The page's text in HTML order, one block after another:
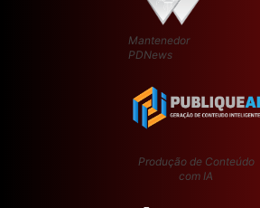
Mantenedor
PDNews
Produção de Conteúdo
com IA